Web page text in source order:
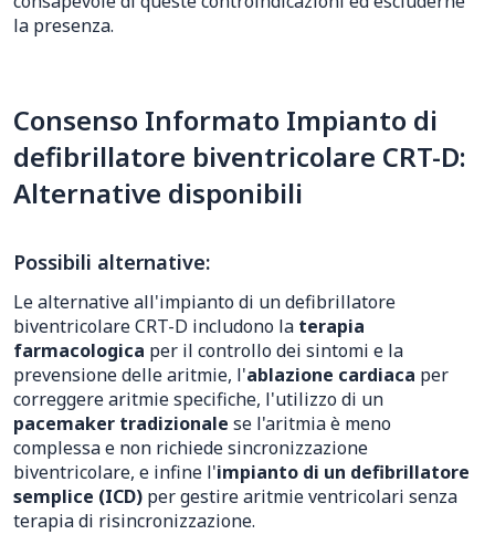
la presenza.
Consenso Informato Impianto di
defibrillatore biventricolare CRT-D:
Alternative disponibili
Possibili alternative:
Le alternative all'impianto di un defibrillatore
biventricolare CRT-D includono la terapia
farmacologica per il controllo dei sintomi e la
prevensione delle aritmie, l'ablazione cardiaca per
correggere aritmie specifiche, l'utilizzo di un
pacemaker tradizionale se l'aritmia è meno
complessa e non richiede sincronizzazione
biventricolare, e infine l'impianto di un defibrillatore
semplice (ICD) per gestire aritmie ventricolari senza
terapia di risincronizzazione.